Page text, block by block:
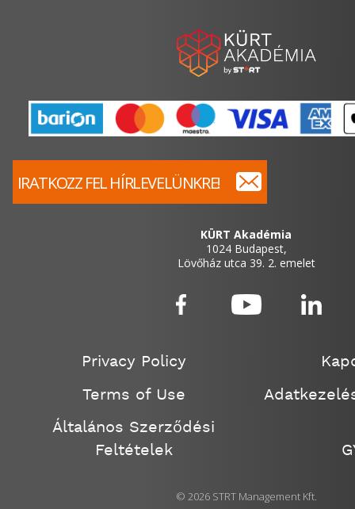
KÜRT Akadémia
1024 Budapest,
Lövőház utca 39. 2. emelet
IRATKOZZ FEL HÍRLEVELÜNKRE!
Privacy Policy
Terms of Use
Általános Szerződési
Feltételek
© 2026 STRT Management Kft.